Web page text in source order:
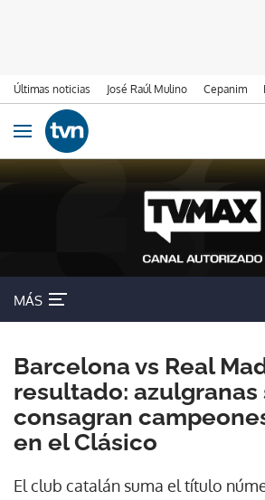
Últimas noticias José Raúl Mulino Cepanim
Ir al contenido
Obrir navegació
MÁS
Barcelona vs Real
resultado: azulgranas
consagran
en el Clásico
El club catalán suma el título